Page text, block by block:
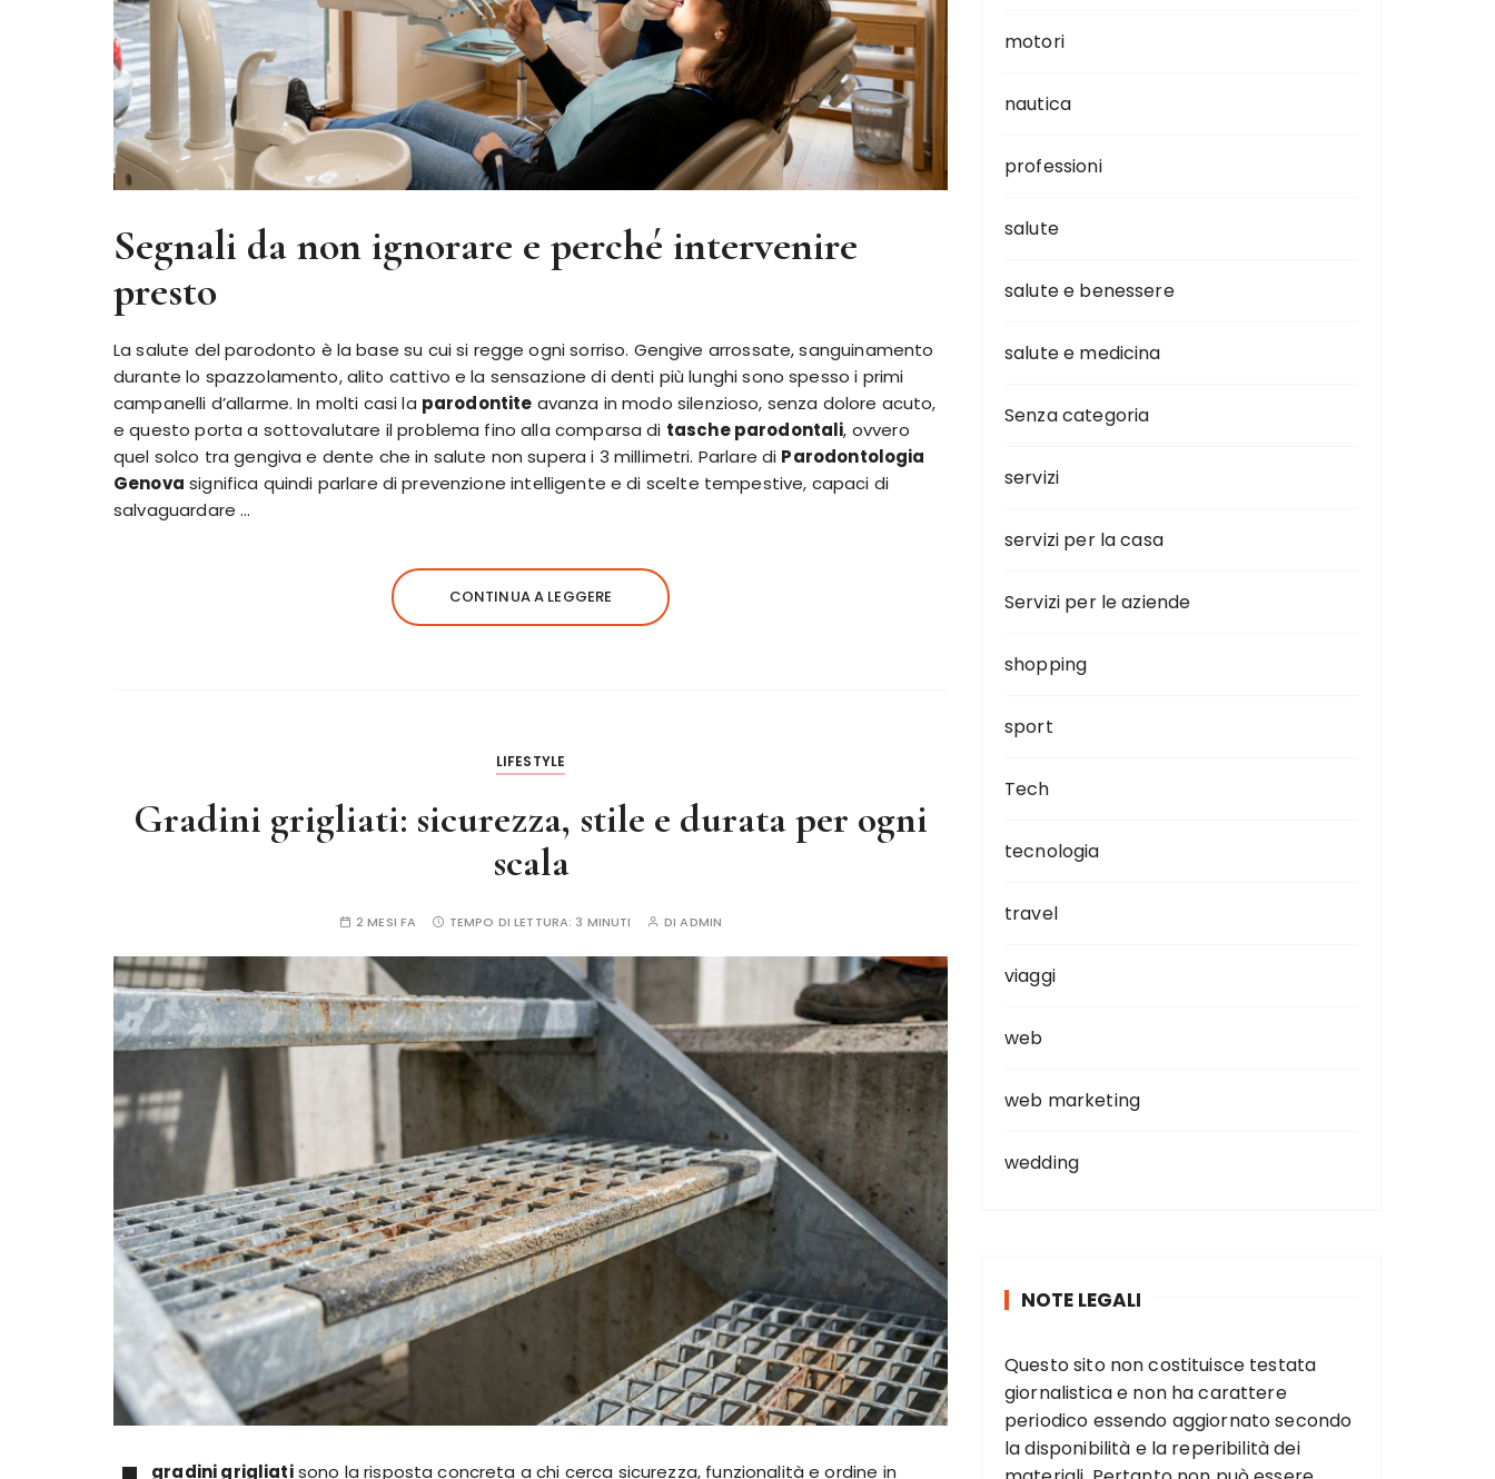
Segnali da non ignorare e perché intervenire
presto
La salute del parodonto è la base su cui si regge ogni sorriso. Gengive arrossate, sanguinamento
durante lo spazzolamento, alito cattivo e la sensazione di denti più lunghi sono spesso i primi
campanelli d’allarme. In molti casi la parodontite avanza in modo silenzioso, senza dolore acuto,
e questo porta a sottovalutare il problema fino alla comparsa di tasche parodontali, ovvero
quel solco tra gengiva e dente che in salute non supera i 3 millimetri. Parlare di Parodontologia
Genova significa quindi parlare di prevenzione intelligente e di scelte tempestive, capaci di
salvaguardare …
CONTINUA A LEGGERE
LIFESTYLE
Gradini grigliati: sicurezza, stile e durata per ogni
scala
2 MESI FA TEMPO DI LETTURA: 3 MINUTI DIADMIN
gradini grigliatisono la risposta concreta a chi cerca sicurezza, funzionalità e ordine in
motori
nautica
professioni
salute
salute e benessere
salute e medicina
Senza categoria
servizi
servizi per la casa
Servizi per le aziende
shopping
sport
Tech
tecnologia
travel
viaggi
web
web marketing
wedding
NOTE LEGALI
Questo sito non costituisce testata
giornalistica e non ha carattere
periodico essendo aggiornato secondo
la disponibilità e la reperibilità dei